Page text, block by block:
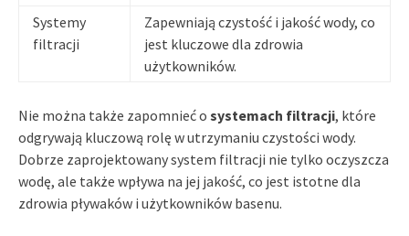
Systemy
filtracji
Zapewniają czystość i jakość wody, co
jest kluczowe dla zdrowia
użytkowników.
Nie można także zapomnieć o systemach filtracji, które
odgrywają kluczową rolę w utrzymaniu czystości wody.
Dobrze zaprojektowany system filtracji nie tylko oczyszcza
wodę, ale także wpływa na jej jakość, co jest istotne dla
zdrowia pływaków i użytkowników basenu.